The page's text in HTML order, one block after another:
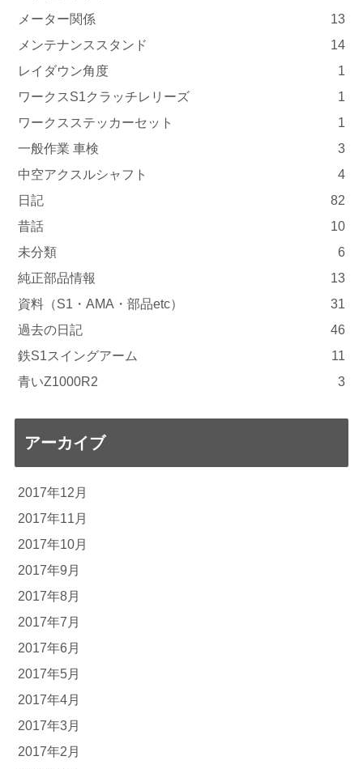
メーター関係
13
メンテナンススタンド
14
レイダウン角度
1
ワークスS1クラッチレリーズ
1
ワークスステッカーセット
1
一般作業 車検
3
中空アクスルシャフト
4
日記
82
昔話
10
未分類
6
純正部品情報
13
資料（S1・AMA・部品etc）
31
過去の日記
46
鉄S1スイングアーム
11
青いZ1000R2
3
アーカイブ
2017年12月
2017年11月
2017年10月
2017年9月
2017年8月
2017年7月
2017年6月
2017年5月
2017年4月
2017年3月
2017年2月